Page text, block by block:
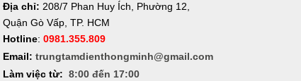
Địa chỉ: 208/7 Phan Huy Ích, Phường 12,
Quận Gò Vấp, TP. HCM
Hotline: 0981.355.809
Email: trungtamdienthongminh@gmail.com
Làm việc từ: 8:00 đến 17:00